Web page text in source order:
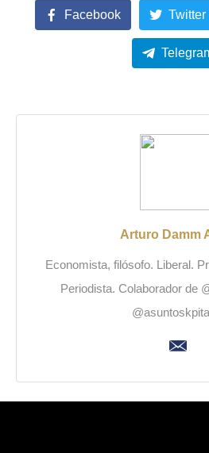
Facebook Twitter
Arturo Damm
Economista, filósofo. Liberal.
Periodista. Colaborador de